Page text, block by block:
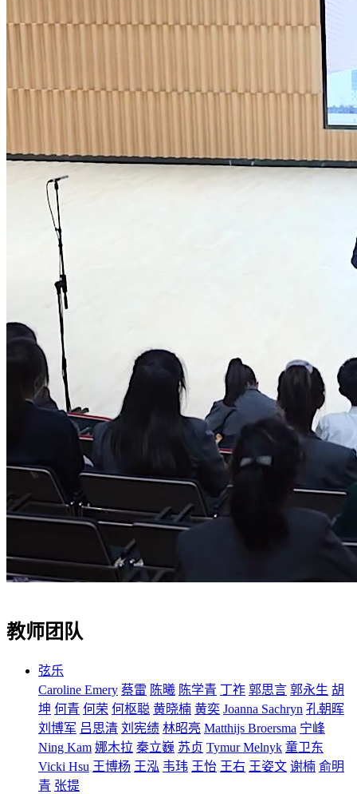
教师团队
弦乐
Caroline Emery 蔡雷 陈曦 陈学青 丁祚 郭思言 郭永生 胡
坤 何青 何荣 何枢聪 黄晓楠 黄奕 Joanna Sachryn 孔朝晖
刘博军 吕思清 刘宪绩 林昭亮 Matthijs Broersma 宁峰
Ning Kam 娜木拉 秦立巍 苏贞 Tymur Melnyk 童卫东
Vicki Hsu 王博杨 王泓 韦玮 王怡 王右 王姿文 谢楠 俞明
青 张提